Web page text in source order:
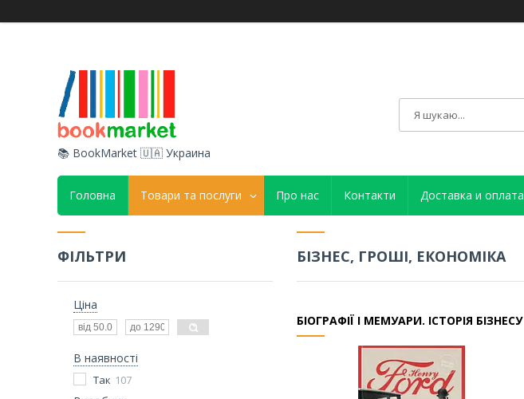
📚 BookMarket 🇺🇦 Украина
Головна Товари та послуги Про нас Контакти Доставка и оплата
БІЗНЕС, ГРОШІ, ЕКОНОМІКА
БІОГРАФІЇ І МЕМУАРИ. ІСТОРІЯ БІЗНЕСУ
ФІЛЬТРИ
Ціна
В наявності
Так 107